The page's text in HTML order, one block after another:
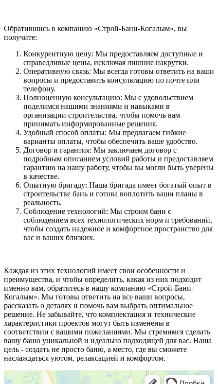
Обратившись в компанию «Строй-Бани-Когалым», вы
получите:
Конкурентную цену: Мы предоставляем доступные и
справедливые цены, исключая лишние накрутки.
Оперативную связь: Мы всегда готовы ответить на ваши
вопросы и предоставить консультацию по почте или
телефону.
Полноценную консультацию: Мы с удовольствием
поделимся нашими знаниями и навыками в
организации строительства, чтобы помочь вам
принимать информированные решения.
Удобный способ оплаты: Мы предлагаем гибкие
варианты оплаты, чтобы обеспечить ваше удобство.
Договор и гарантия: Мы заключаем договор с
подробным описанием условий работы и предоставляем
гарантию на нашу работу, чтобы вы могли быть уверены
в качестве.
Опытную бригаду: Наша бригада имеет богатый опыт в
строительстве бань и готова воплотить ваши планы в
реальность.
Соблюдение технологий: Мы строим бани с
соблюдением всех технологических норм и требований,
чтобы создать надежное и комфортное пространство для
вас и ваших близких.
Каждая из этих технологий имеет свои особенности и
преимущества, и чтобы определить, какая из них подходит
именно вам, обратитесь в нашу компанию «Строй-Бани-
Когалым». Мы готовы ответить на все ваши вопросы,
рассказать о деталях и помочь вам выбрать оптимальное
решение. Не забывайте, что комплектация и технические
характеристики проектов могут быть изменены в
соответствии с вашими пожеланиями. Мы стремимся сделать
вашу баню уникальной и идеально подходящей для вас. Наша
цель - создать не просто баню, а место, где вы сможете
наслаждаться уютом, релаксацией и комфортом.